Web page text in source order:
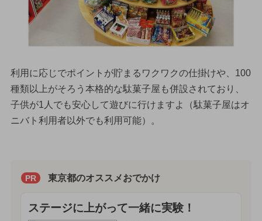
利用に応じでポイントが貯まるワクワクの仕掛けや、100
種類以上がそろう本格的な駄菓子屋も併設されており、
子供が1人でも安心して遊びに行けますよ（駄菓子屋はオ
ニバト利用者以外でも利用可能）。
PR 東京都のオススメおでかけ
ステージに上がって一緒に実験！